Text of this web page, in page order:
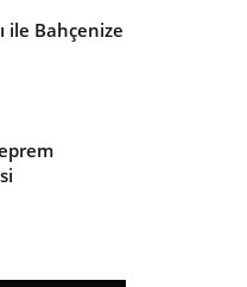
ile Bahçenize